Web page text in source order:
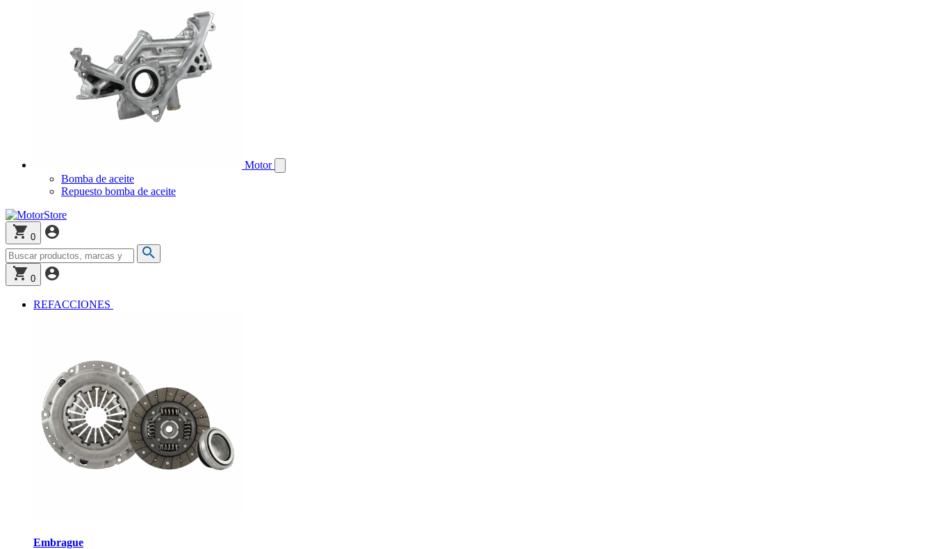
Motor
Bomba de aceite
Repuesto bomba de aceite
0
0
REFACCIONES
Embrague